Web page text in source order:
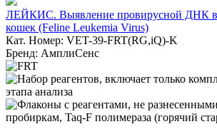
ЛЕЙКИС. Выявление провирусной ДНК
кошек (Feline Leukemia Virus)
Кат. Номер: VET-39-FRT(RG,iQ)-K
Бренд: АмплиСенс